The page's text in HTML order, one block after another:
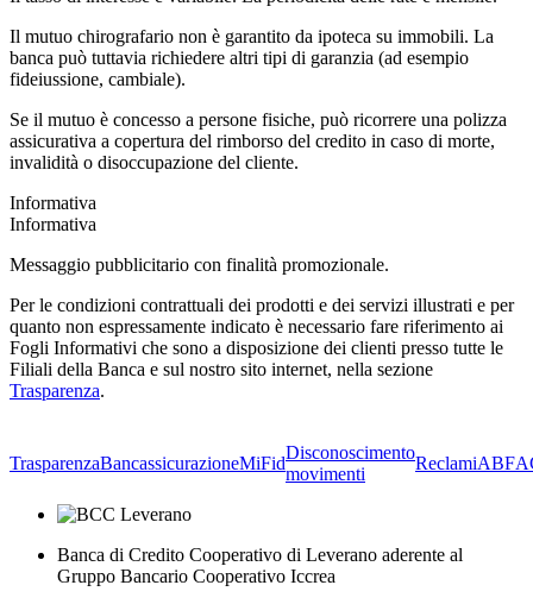
Il mutuo chirografario non è garantito da ipoteca su immobili. La
banca può tuttavia richiedere altri tipi di garanzia (ad esempio
fideiussione, cambiale).
Se il mutuo è concesso a persone fisiche, può ricorrere una polizza
assicurativa a copertura del rimborso del credito in caso di morte,
invalidità o disoccupazione del cliente.
Informativa
Informativa
Messaggio pubblicitario con finalità promozionale.
Per le condizioni contrattuali dei prodotti e dei servizi illustrati e per
quanto non espressamente indicato è necessario fare riferimento ai
Fogli Informativi che sono a disposizione dei clienti presso tutte le
Filiali della Banca e sul nostro sito internet, nella sezione
Trasparenza.
TrasparenzaBancassicurazioneMiFid
Disconoscimento
movimenti
ReclamiABF
Banca di Credito Cooperativo di Leverano aderente al
Gruppo Bancario Cooperativo Iccrea